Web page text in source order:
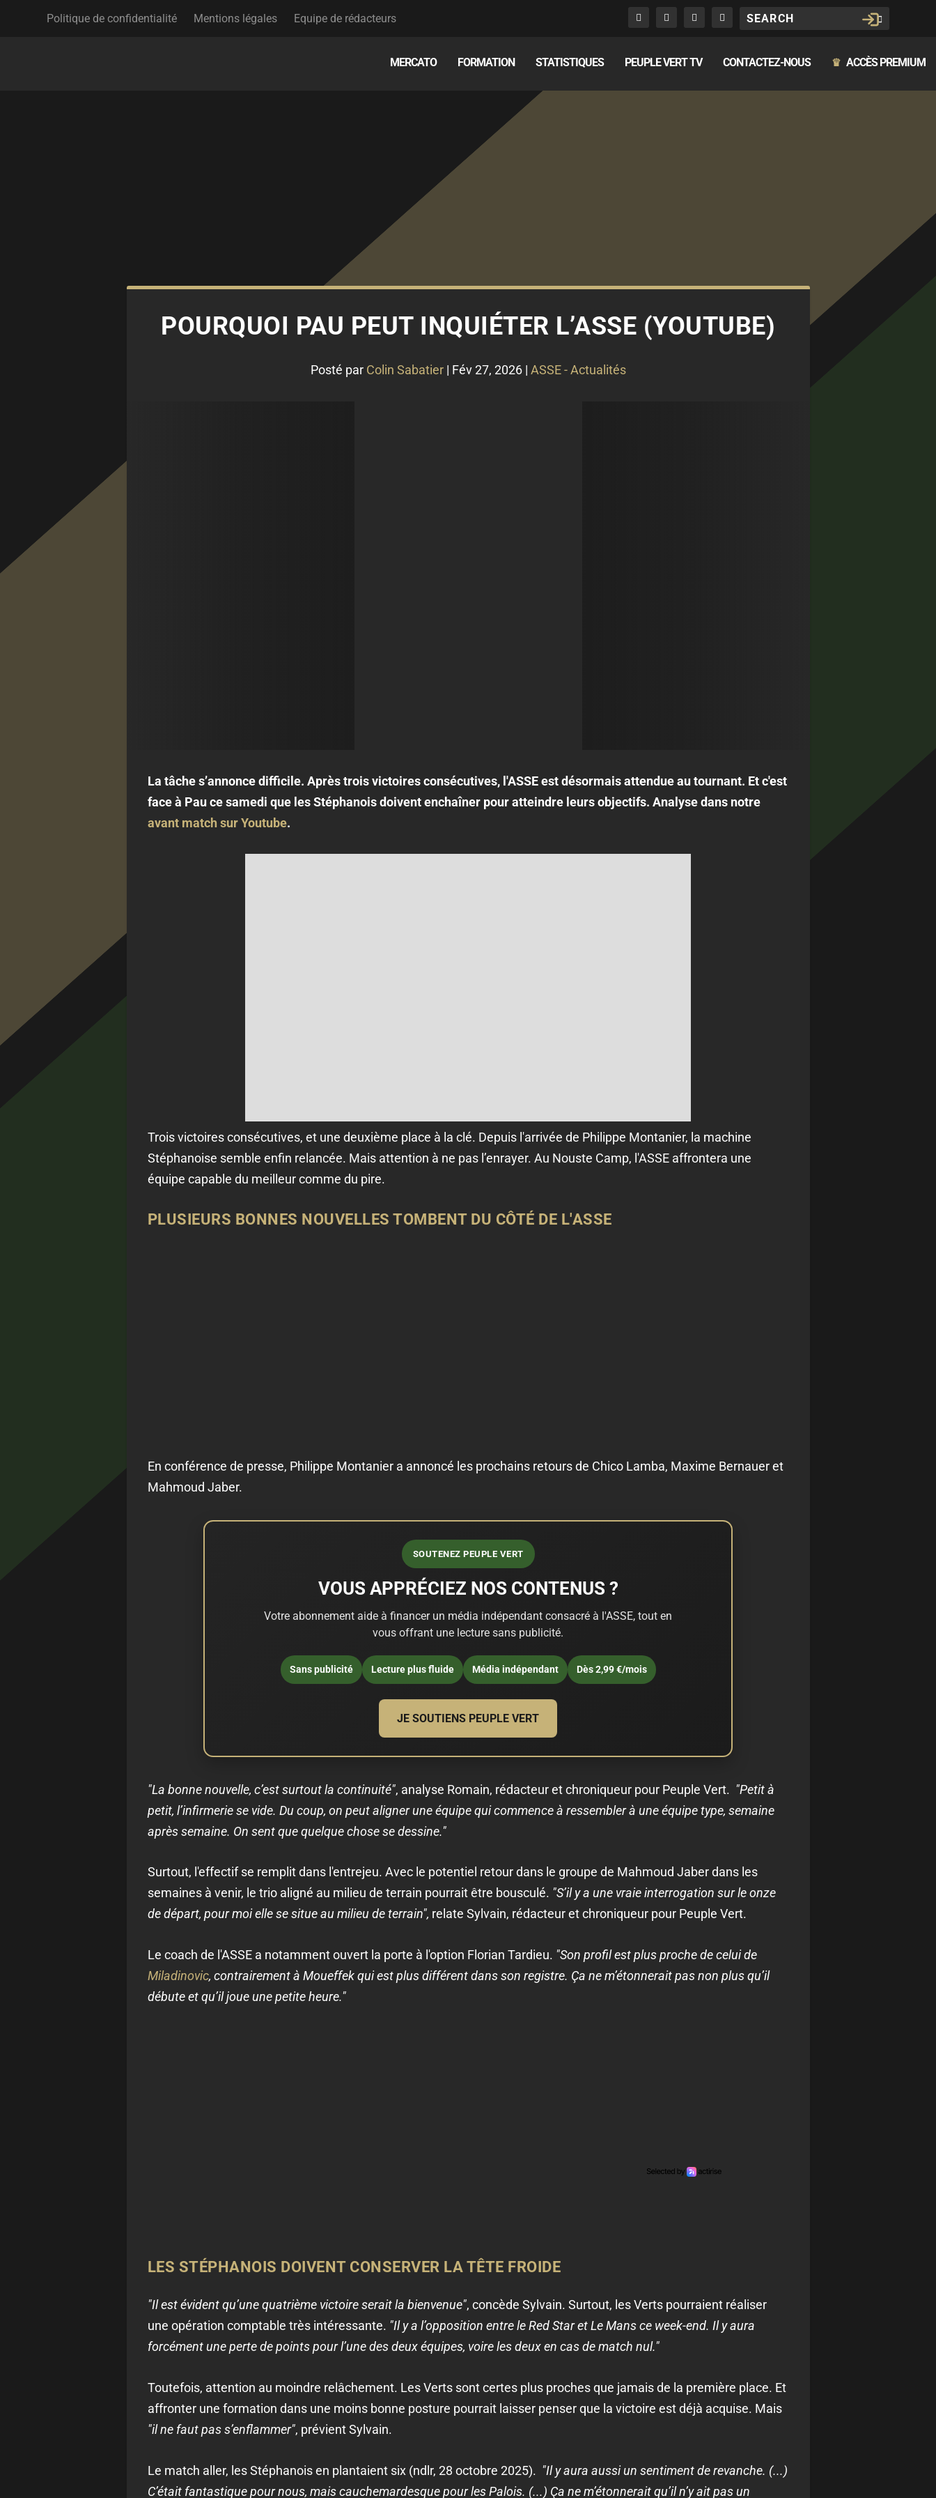
Politique de confidentialité Mentions légales Equipe de rédacteurs
MERCATO FORMATION STATISTIQUES PEUPLE VERT TV CONTACTEZ-NOUS ♛ ACCÈS PREMIUM
POURQUOI PAU PEUT INQUIÉTER L’ASSE (YOUTUBE)
Posté par Colin Sabatier| Fév 27, 2026| ASSE - Actualités
La tâche s’annonce difficile. Après trois victoires consécutives, l'ASSE est désormais attendue au tournant. Et c'est
face à Pau ce samedi que les Stéphanois doivent enchaîner pour atteindre leurs objectifs. Analyse dans notre
avant match sur Youtube.
Trois victoires consécutives, et une deuxième place à la clé. Depuis l'arrivée de Philippe Montanier, la machine
Stéphanoise semble enfin relancée. Mais attention à ne pas l’enrayer. Au Nouste Camp, l'ASSE affrontera une
équipe capable du meilleur comme du pire.
PLUSIEURS BONNES NOUVELLES TOMBENT DU CÔTÉ DE L'ASSE
En conférence de presse, Philippe Montanier a annoncé les prochains retours de Chico Lamba, Maxime Bernauer et
Mahmoud Jaber.
SOUTENEZ PEUPLE VERT
VOUS APPRÉCIEZ NOS CONTENUS ?
Votre abonnement aide à financer un média indépendant consacré à l'ASSE, tout en
vous offrant une lecture sans publicité.
Sans publicité Lecture plus fluide Média indépendant Dès 2,99 €/mois
JE SOUTIENS PEUPLE VERT
"La bonne nouvelle, c’est surtout la continuité", analyse Romain, rédacteur et chroniqueur pour Peuple Vert. "Petit à
petit, l’infirmerie se vide. Du coup, on peut aligner une équipe qui commence à ressembler à une équipe type, semaine
après semaine. On sent que quelque chose se dessine."
Surtout, l'effectif se remplit dans l'entrejeu. Avec le potentiel retour dans le groupe de Mahmoud Jaber dans les
semaines à venir, le trio aligné au milieu de terrain pourrait être bousculé. "S’il y a une vraie interrogation sur le onze
de départ, pour moi elle se situe au milieu de terrain", relate Sylvain, rédacteur et chroniqueur pour Peuple Vert.
Le coach de l'ASSE a notamment ouvert la porte à l'option Florian Tardieu. "Son profil est plus proche de celui de
Miladinovic, contrairement à Moueffek qui est plus différent dans son registre. Ça ne m’étonnerait pas non plus qu’il
débute et qu’il joue une petite heure."
LES STÉPHANOIS DOIVENT CONSERVER LA TÊTE FROIDE
"Il est évident qu’une quatrième victoire serait la bienvenue", concède Sylvain. Surtout, les Verts pourraient réaliser
une opération comptable très intéressante. "Il y a l’opposition entre le Red Star et Le Mans ce week-end. Il y aura
forcément une perte de points pour l’une des deux équipes, voire les deux en cas de match nul."
Toutefois, attention au moindre relâchement. Les Verts sont certes plus proches que jamais de la première place. Et
affronter une formation dans une moins bonne posture pourrait laisser penser que la victoire est déjà acquise. Mais
"il ne faut pas s’enflammer", prévient Sylvain.
Le match aller, les Stéphanois en plantaient six (ndlr, 28 octobre 2025). "Il y aura aussi un sentiment de revanche. (...)
C’était fantastique pour nous, mais cauchemardesque pour les Palois. (...) Ça ne m’étonnerait qu’il n’y ait pas un